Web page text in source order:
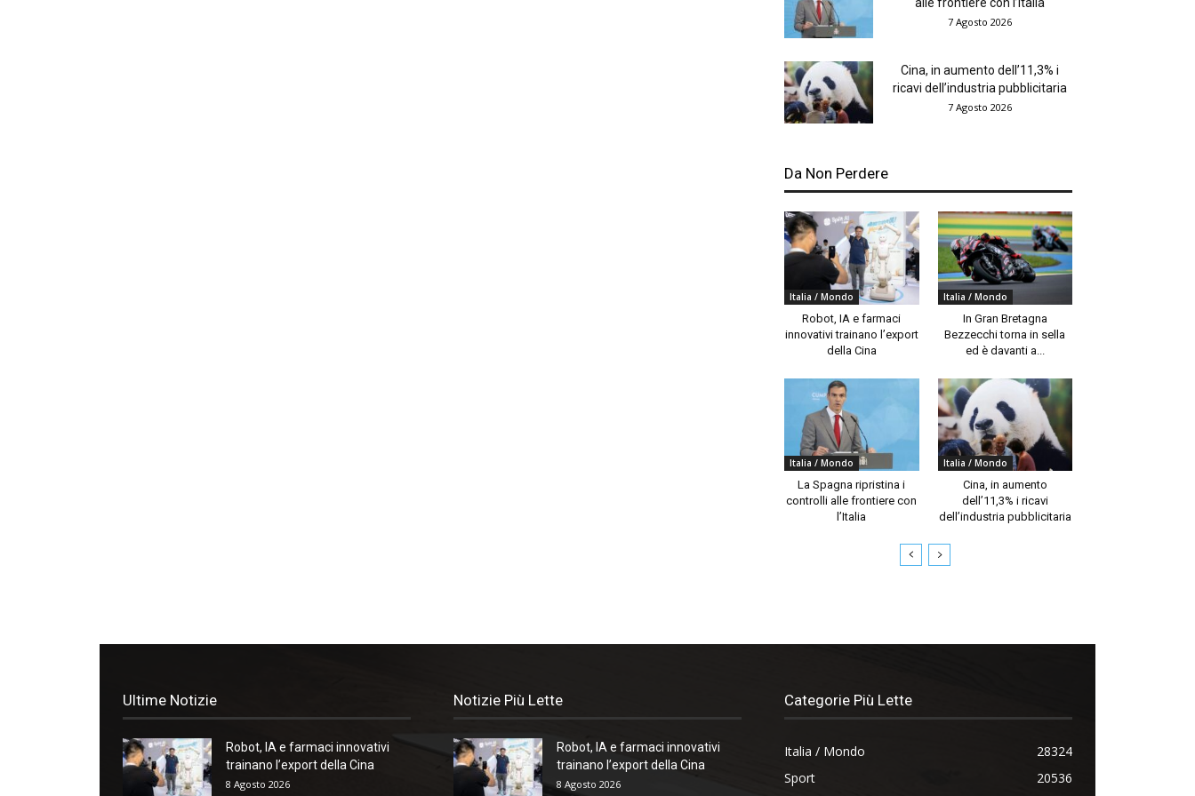
alle frontiere con l’Italia
7 Agosto 2026
Cina, in aumento dell’11,3% i
ricavi dell’industria pubblicitaria
7 Agosto 2026
Da Non Perdere
Italia / Mondo
Robot, IA e farmaci
innovativi trainano l’export
della Cina
Italia / Mondo
In Gran Bretagna
Bezzecchi torna in sella
ed è davanti a...
Italia / Mondo
La Spagna ripristina i
controlli alle frontiere con
l’Italia
Italia / Mondo
Cina, in aumento
dell’11,3% i ricavi
dell’industria pubblicitaria
Ultime Notizie
Robot, IA e farmaci innovativi
trainano l’export della Cina
8 Agosto 2026
Notizie Più Lette
Robot, IA e farmaci innovativi
trainano l’export della Cina
8 Agosto 2026
Categorie Più Lette
Italia / Mondo
28324
Sport
20536